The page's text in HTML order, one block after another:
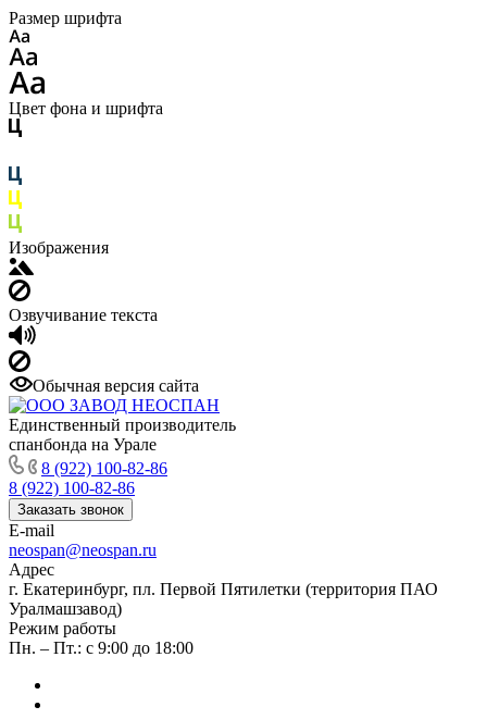
Размер шрифта
Цвет фона и шрифта
Изображения
Озвучивание текста
Обычная версия сайта
Единственный производитель
спанбонда на Урале
8 (922) 100-82-86
8 (922) 100-82-86
Заказать звонок
E-mail
neospan@neospan.ru
Адрес
г. Екатеринбург, пл. Первой Пятилетки (территория ПАО
Уралмашзавод)
Режим работы
Пн. – Пт.: с 9:00 до 18:00